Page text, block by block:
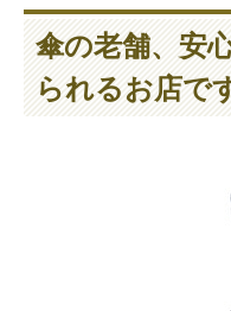
傘の老舗、安
られるお店で